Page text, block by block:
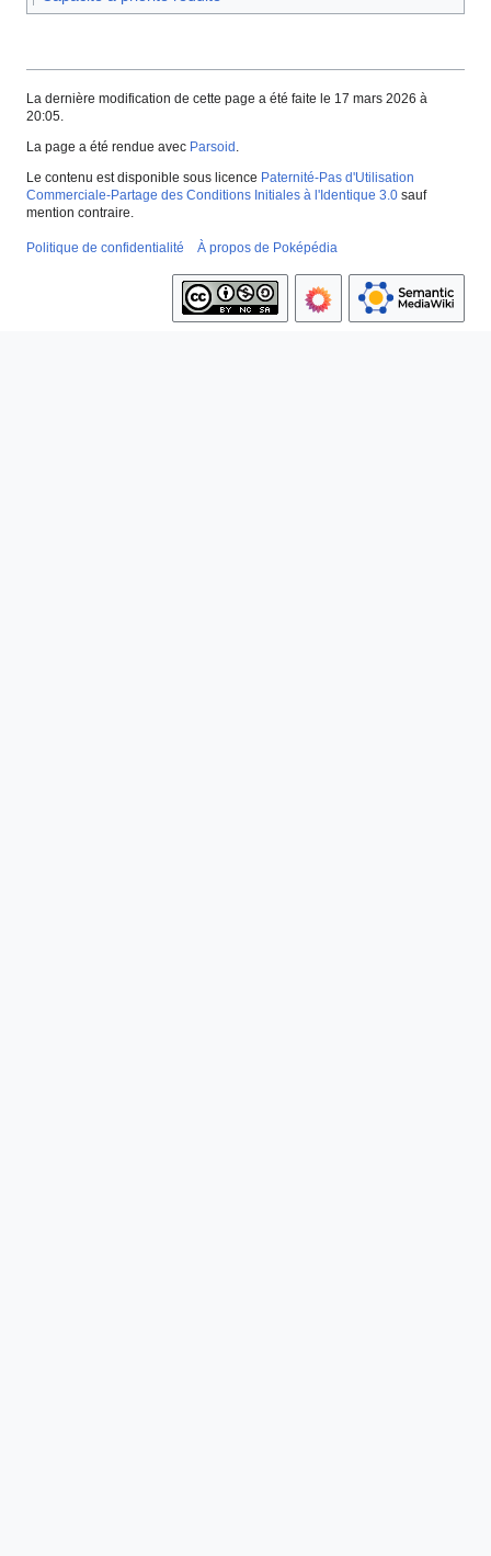
La dernière modification de cette page a été faite le 17 mars 2026 à
20:05.
La page a été rendue avec Parsoid.
Le contenu est disponible sous licence Paternité-Pas d'Utilisation
Commerciale-Partage des Conditions Initiales à l'Identique 3.0 sauf
mention contraire.
Politique de confidentialité À propos de Poképédia